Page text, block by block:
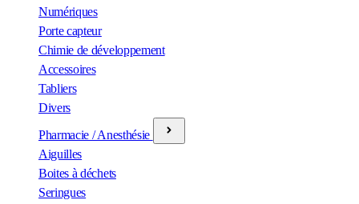
Numériques
Porte capteur
Chimie de développement
Accessoires
Tabliers
Divers
Pharmacie / Anesthésie
Aiguilles
Boites à déchets
Seringues